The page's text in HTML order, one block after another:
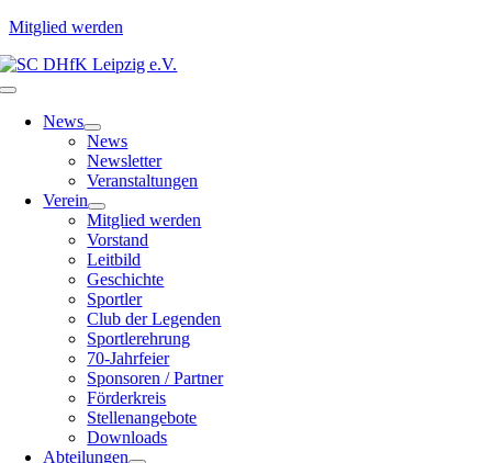
Mitglied werden
Zum
Inhalt
Toggle
NavigationNews
News
Newsletter
Veranstaltungen
Verein
Mitglied werden
Vorstand
Leitbild
Geschichte
Sportler
Club der Legenden
Sportlerehrung
70-Jahrfeier
Sponsoren / Partner
Förderkreis
Stellenangebote
Downloads
Abteilungen